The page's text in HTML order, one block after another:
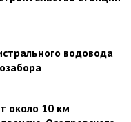
водовода
около 10 км